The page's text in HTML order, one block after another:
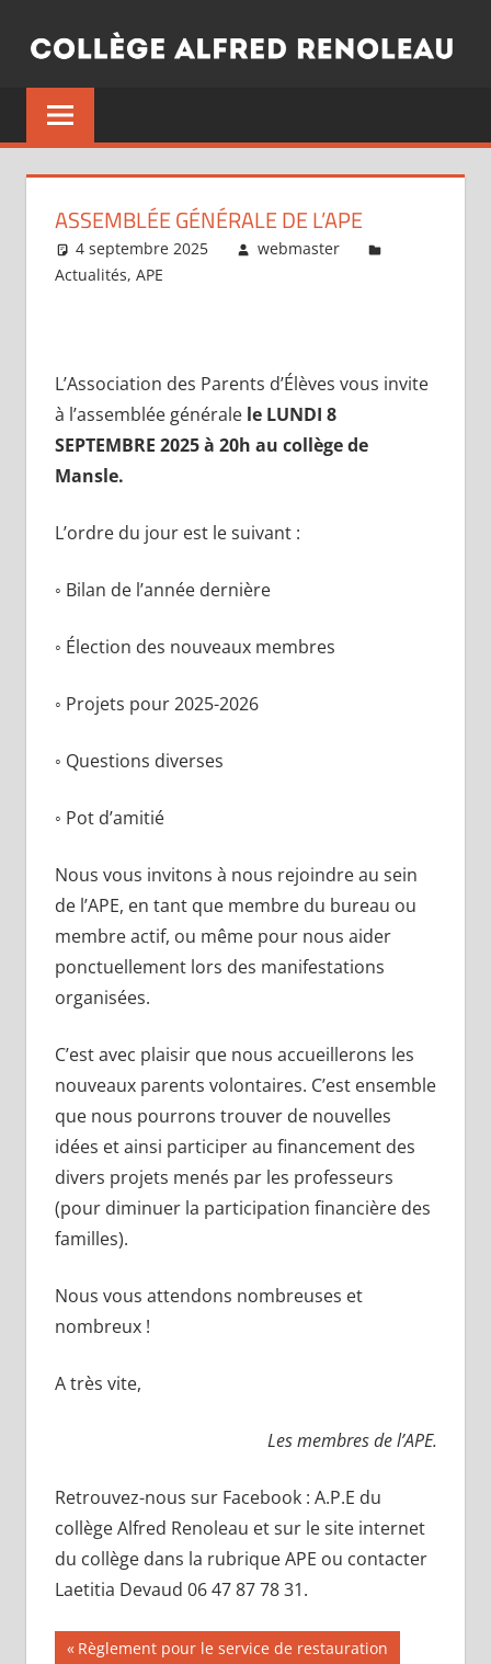
ASSEMBLÉE GÉNÉRALE DE L’APE
4 septembre 2025
webmaster
Actualités, APE
L’Association des Parents d’Élèves vous invite
à l’assemblée générale le LUNDI 8
SEPTEMBRE 2025 à 20h au collège de
Mansle.
L’ordre du jour est le suivant :
◦ Bilan de l’année dernière
◦ Élection des nouveaux membres
◦ Projets pour 2025-2026
◦ Questions diverses
◦ Pot d’amitié
Nous vous invitons à nous rejoindre au sein
de l’APE, en tant que membre du bureau ou
membre actif, ou même pour nous aider
ponctuellement lors des manifestations
organisées.
C’est avec plaisir que nous accueillerons les
nouveaux parents volontaires. C’est ensemble
que nous pourrons trouver de nouvelles
idées et ainsi participer au financement des
divers projets menés par les professeurs
(pour diminuer la participation financière des
familles).
Nous vous attendons nombreuses et
nombreux !
A très vite,
Les membres de l’APE.
Retrouvez-nous sur Facebook : A.P.E du
collège Alfred Renoleau et sur le site internet
du collège dans la rubrique APE ou contacter
Laetitia Devaud 06 47 87 78 31.
Navigation
Publication
Règlement pour le service de restauration